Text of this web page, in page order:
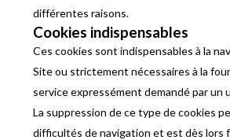
différentes raisons.
Cookies indispensables
Ces cookies sont indispensables à la
Site ou strictement nécessaires à la
service expressément demandé par un
La suppression de ce type de cookies
difficultés de navigation et est dès lors